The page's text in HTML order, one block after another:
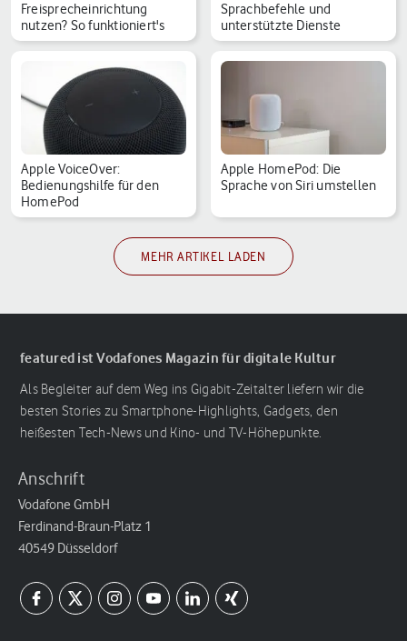
Freisprecheinrichtung
nutzen? So funktioniert's
Sprachbefehle und
unterstützte Dienste
Apple VoiceOver:
Bedienungshilfe für den
HomePod
Apple HomePod: Die
Sprache von Siri umstellen
MEHR ARTIKEL LADEN
featured ist Vodafones Magazin für digitale Kultur
Als Begleiter auf dem Weg ins Gigabit-Zeitalter liefern wir die
besten Stories zu Smartphone-Highlights, Gadgets, den
heißesten Tech-News und Kino- und TV-Höhepunkte.
Anschrift
Vodafone GmbH
Ferdinand-Braun-Platz 1
40549 Düsseldorf